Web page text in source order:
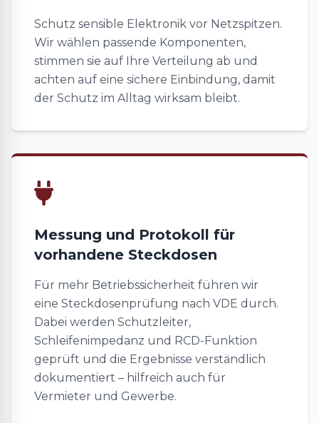
Schutz sensible Elektronik vor Netzspitzen.
Wir wählen passende Komponenten,
stimmen sie auf Ihre Verteilung ab und
achten auf eine sichere Einbindung, damit
der Schutz im Alltag wirksam bleibt.
Messung und Protokoll für
vorhandene Steckdosen
Für mehr Betriebssicherheit führen wir
eine Steckdosenprüfung nach VDE durch.
Dabei werden Schutzleiter,
Schleifenimpedanz und RCD-Funktion
geprüft und die Ergebnisse verständlich
dokumentiert – hilfreich auch für
Vermieter und Gewerbe.